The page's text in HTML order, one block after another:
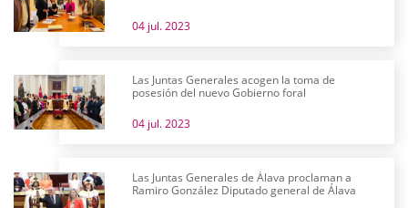
04 jul. 2023
Las Juntas Generales acogen la toma de
posesión del nuevo Gobierno foral
04 jul. 2023
Las Juntas Generales de Álava proclaman a
Ramiro González Diputado general de Álava